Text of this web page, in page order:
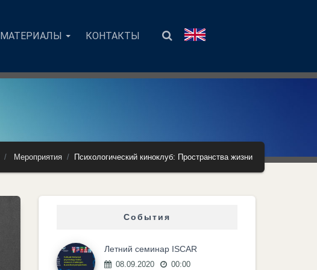
МАТЕРИАЛЫ КОНТАКТЫ
Мероприятия Психологический киноклуб: Пространства жизни
События
Летний семинар ISCAR
08.09.2020 00:00